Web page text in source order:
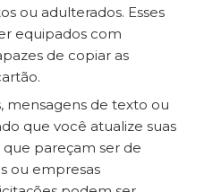
ou adulterados. Esses
equipados com
de copiar as
mensagens de texto ou
que você atualize suas
pareçam ser de
ou empresas